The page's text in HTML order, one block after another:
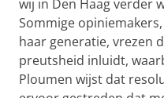
wij in Den Haag verder
Sommige
haar generatie, vrezen
preutsheid inluidt,
Ploumen wijst dat